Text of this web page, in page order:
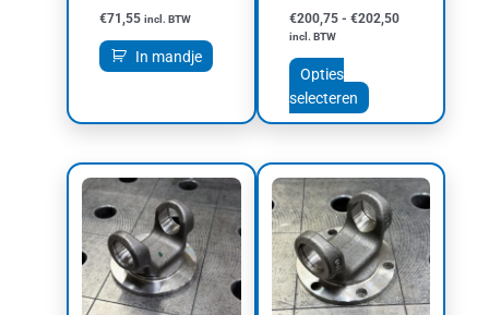
€71,55 incl. BTW
In mandje
€200,75 - €202,50
incl. BTW
Opties
selecteren
de